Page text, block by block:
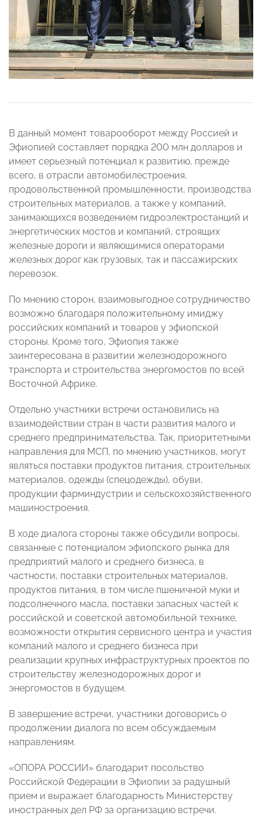
В данный момент товарооборот между Россией и
Эфиопией составляет порядка 200 млн долларов и
имеет серьезный потенциал к развитию, прежде
всего, в отрасли автомобилестроения,
продовольственной промышленности, производства
строительных материалов, а также у компаний,
занимающихся возведением гидроэлектростанций и
энергетических мостов и компаний, строящих
железные дороги и являющимися операторами
железных дорог как грузовых, так и пассажирских
перевозок.
По мнению сторон, взаимовыгодное сотрудничество
возможно благодаря положительному имиджу
российских компаний и товаров у эфиопской
стороны. Кроме того, Эфиопия также
заинтересована в развитии железнодорожного
транспорта и строительства энергомостов по всей
Восточной Африке.
Отдельно участники встречи остановились на
взаимодействии стран в части развития малого и
среднего предпринимательства. Так, приоритетными
направления для МСП, по мнению участников, могут
являться поставки продуктов питания, строительных
материалов, одежды (спецодежды), обуви,
продукции фарминдустрии и сельскохозяйственного
машиностроения.
В ходе диалога стороны также обсудили вопросы,
связанные с потенциалом эфиопского рынка для
предприятий малого и среднего бизнеса, в
частности, поставки строительных материалов,
продуктов питания, в том числе пшеничной муки и
подсолнечного масла, поставки запасных частей к
российской и советской автомобильной технике,
возможности открытия сервисного центра и участия
компаний малого и среднего бизнеса при
реализации крупных инфраструктурных проектов по
строительству железнодорожных дорог и
энергомостов в будущем.
В завершение встречи, участники договорись о
продолжении диалога по всем обсуждаемым
направлениям.
«ОПОРА РОССИИ» благодарит посольство
Российской Федерации в Эфиопии за радушный
прием и выражает благодарность Министерству
иностранных дел РФ за организацию встречи.